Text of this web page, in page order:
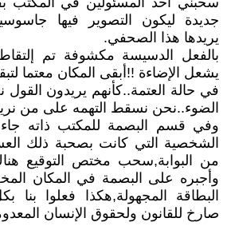
جديدة ليكون التصوير فيها
يريدها هذا الصحفي.
بالفعل الدسيسة مكشوفة تم
يشعل الإضاءة !!أبقى المكان معتما
في حالة العتمة..كأنهم يريدون
الضوء..نحن نسقط التهمه على من
وفي قسم البصمة للمكتب ذاته جاء
الشخصية التي كانت بصحبة ذلك
من البوابة,سحب مختص التوقيع
وأجبره على البصمة في المكان
البطاقة المجهولة,هكذا فعلوا بنا
صارخ للقانون ولحقوق الإنسان